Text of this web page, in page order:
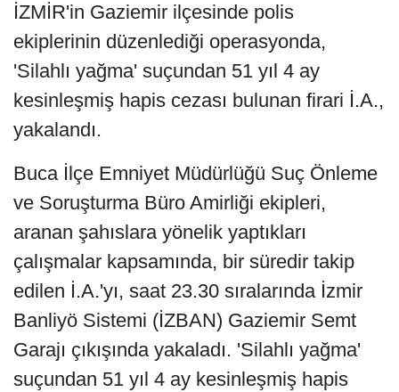
İZMİR'in Gaziemir ilçesinde polis
ekiplerinin düzenlediği operasyonda,
'Silahlı yağma' suçundan 51 yıl 4 ay
kesinleşmiş hapis cezası bulunan firari İ.A.,
yakalandı.
Buca İlçe Emniyet Müdürlüğü Suç Önleme
ve Soruşturma Büro Amirliği ekipleri,
aranan şahıslara yönelik yaptıkları
çalışmalar kapsamında, bir süredir takip
edilen İ.A.'yı, saat 23.30 sıralarında İzmir
Banliyö Sistemi (İZBAN) Gaziemir Semt
Garajı çıkışında yakaladı. 'Silahlı yağma'
suçundan 51 yıl 4 ay kesinleşmiş hapis